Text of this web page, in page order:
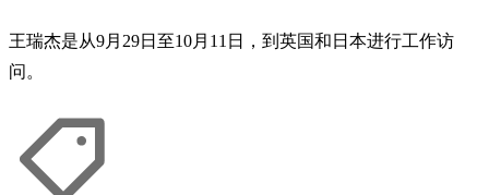
王瑞杰是从9月29日至10月11日，到英国和日本进行工作访
问。